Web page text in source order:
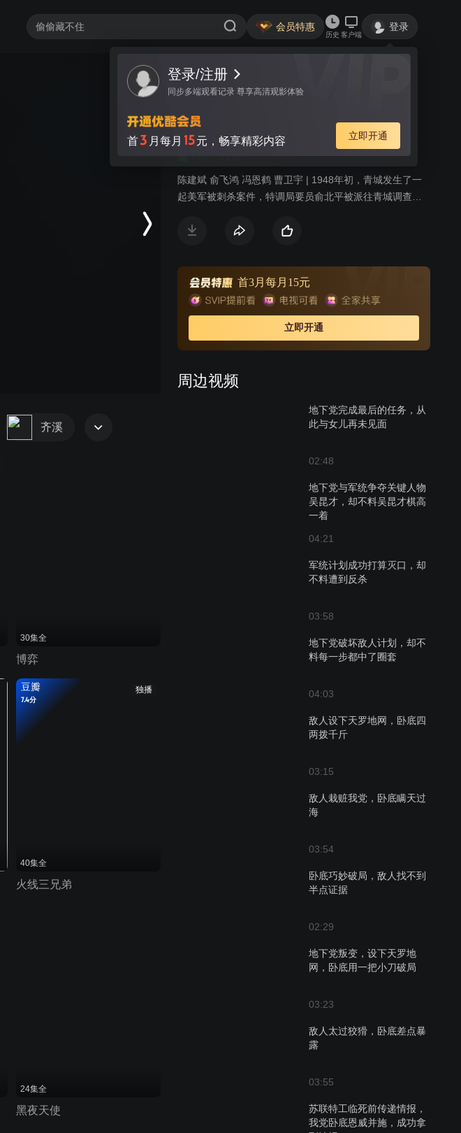
会员特惠
历史 客户端
登录
登录/注册
同步多端观看记录 尊享高清观影体验
首3 月每月 15元，畅享精彩内容 立即开通
视频 讨论
父亲的身份
陈建斌 俞飞鸿 冯恩鹤 曹卫宇 | 1948年初，青城发生了一
起美军被刺杀案件，特调局要员俞北平被派往青城调查此
别自己的身份。深陷危机的俞北平在青城见到失散多年的
之以鼻，正爱着一名有家室的教授，让俞北平很苦恼。俞
北平一方面要完成组织最高任务，一方面小心翼翼保护着
自己的两个女儿。最终，大女儿为保护他而牺牲，小女儿
直到和父亲分离，才恍然明白：父亲是一名真正的共产党
员。但从此两人却永隔天涯。
首3月每月15元
立即开通
周边视频
地下党完成最后的任务，从
此与女儿再未见面
02:48
地下党与军统争夺关键人物
吴昆才，却不料吴昆才棋高
一着
04:21
军统计划成功打算灭口，却
不料遭到反杀
03:58
地下党破坏敌人计划，却不
料每一步都中了圈套
04:03
敌人设下天罗地网，卧底四
两拨千斤
03:15
敌人栽赃我党，卧底瞒天过
海
03:54
卧底巧妙破局，敌人找不到
半点证据
02:29
地下党叛变，设下天罗地
网，卧底用一把小刀破局
03:23
敌人太过狡猾，卧底差点暴
露
03:55
苏联特工临死前传递情报，
我党卧底恩威并施，成功拿
齐溪
30集全
博弈
独播
豆瓣
7.4分
40集全
火线三兄弟
24集全
黑夜天使